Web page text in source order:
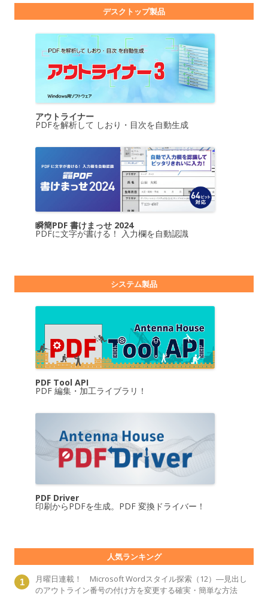
デスクトップ製品
アウトライナー
PDFを解析して しおり・目次を自動生成
瞬簡PDF 書けまっせ 2024
PDFに文字が書ける！ 入力欄を自動認識
システム製品
PDF Tool API
PDF 編集・加工ライブラリ！
PDF Driver
印刷からPDFを生成。PDF 変換ドライバー！
人気ランキング
月曜日連載！ Microsoft Wordスタイル探索（12）―見出し
のアウトライン番号の付け方を変更する確実・簡単な方法